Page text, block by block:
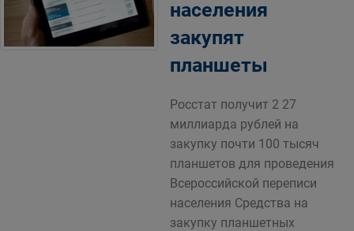
населения
закупят
планшеты
Росстат получит 2 27
миллиарда рублей на
закупку почти 100 тысяч
планшетов для проведения
Всероссийской переписи
населения Средства на
закупку планшетных